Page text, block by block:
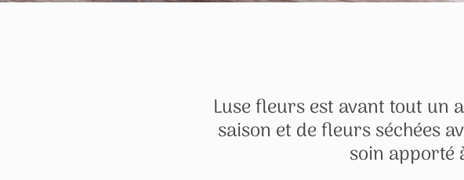
Luse fleurs est avant tout un
saison et de fleurs séchées
soin apporté